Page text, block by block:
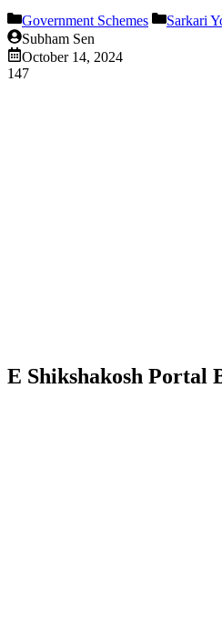
Government Schemes
Sarkari
Subham Sen
October 14, 2024
147
E Shikshakosh Portal